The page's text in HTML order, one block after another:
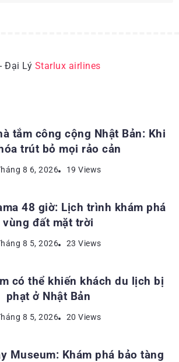
- Đại Lý Starlux airlines
tắm công cộng Nhật Bản: Khi
trút bỏ mọi rảo cản
8 6, 2026 19 Views
ĐIỂM DU LỊCH NHẬT BẢN
48 giờ: Lịch trình khám phá
vùng đất mặt trời
8 5, 2026 23 Views
NGHIỆM DU LỊCH NHẬT BẢN
có thể khiến khách du lịch bị
phạt ở Nhật Bản
8 5, 2026 20 Views
ĐIỂM DU LỊCH NHẬT BẢN
Museum: Khám phá bảo tàng